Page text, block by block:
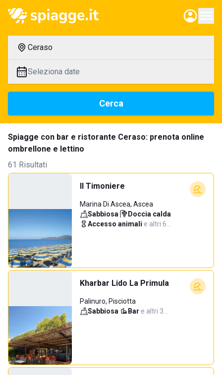
Ceraso
Seleziona date
Cerca
Spiagge con bar e ristorante Ceraso: prenota online
ombrellone e lettino
61 Risultati
Il Timoniere
Marina Di Ascea, Ascea
Sabbiosa· Doccia calda·
Accesso animali·e altri 6…
Kharbar Lido La Primula
Palinuro, Pisciotta
Sabbiosa· Bar·e altri 3…